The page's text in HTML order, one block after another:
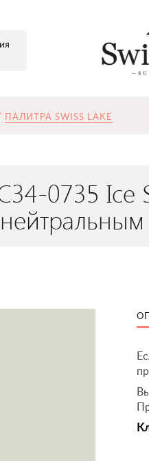
ПАЛИТРА SWISS LAKE
0735